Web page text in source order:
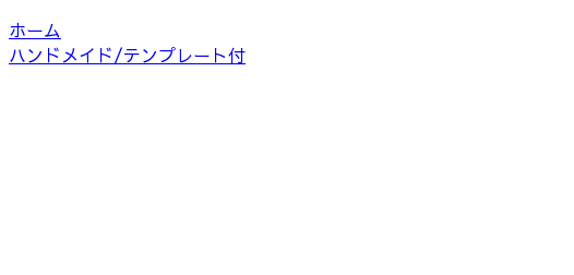
ホーム
ハンドメイド/テンプレート付